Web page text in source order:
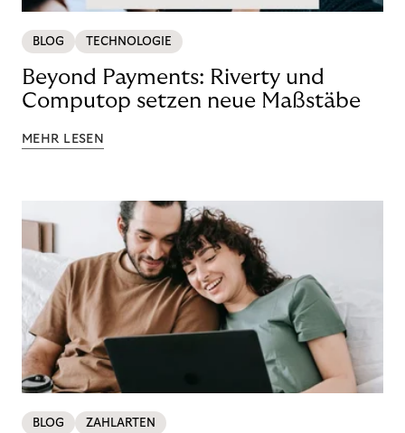
BLOG TECHNOLOGIE
Beyond Payments: Riverty und
Computop setzen neue Maßstäbe
MEHR LESEN
BLOG ZAHLARTEN